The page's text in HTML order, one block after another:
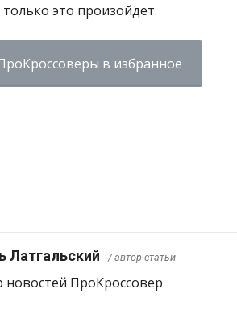
это произойдет.
в избранное
Латгальский / автор статьи
новостей ПроКроcсовер